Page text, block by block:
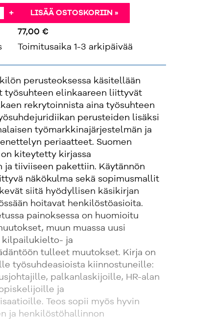
+ LISÄÄ OSTOSKORIIN »
77,00 €
Toimitusaika 1-3 arkipäivää
perusteoksessa käsitellään
työsuhteen elinkaareen liittyvät
rekrytoinnista aina työsuhteen
perusteiden lisäksi
työmarkkinajärjestelmän ja
periaatteet. Suomen
kiteytetty kirjassa
ja tiiviiseen pakettiin. Käytännön
näkökulma sekä sopimusmallit
siitä hyödyllisen käsikirjan
hoitavat henkilöstöasioita.
painoksessa on huomioitu
muun muassa uusi
kilpailukielto- ja
tulleet muutokset. Kirja on
työsuhdeasioista kiinnostuneille:
palkanlaskijoille, HR-alan
ja
Teos sopii myös hyvin
ja henkilöstöhallinnon